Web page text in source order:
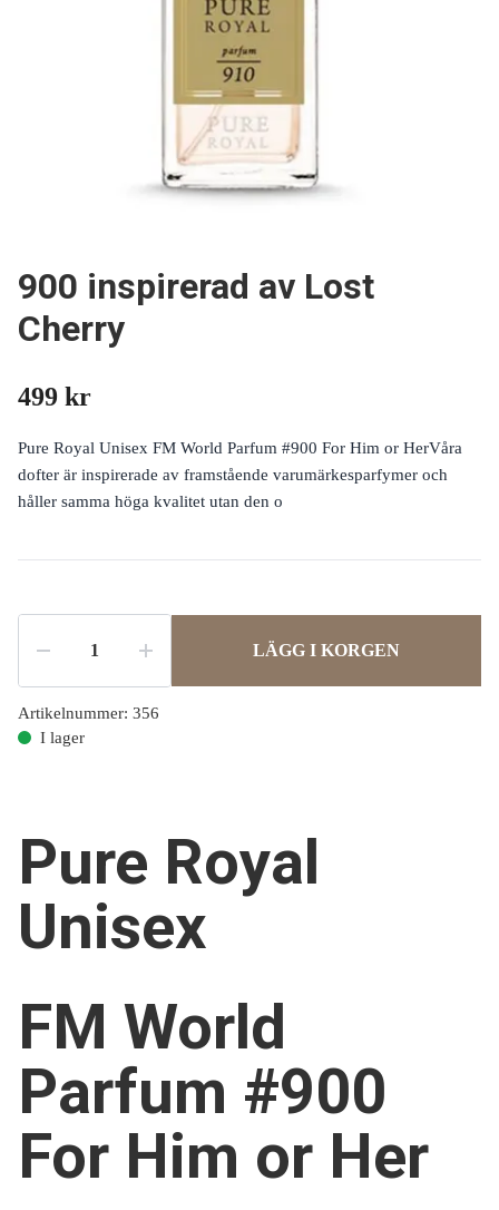
900 inspirerad av Lost
Cherry
499 kr
Pure Royal Unisex FM World Parfum #900 For Him or HerVåra
dofter är inspirerade av framstående varumärkesparfymer och
håller samma höga kvalitet utan den o
LÄGG I KORGEN
Artikelnummer: 356
I lager
Pure Royal
Unisex
FM World
Parfum #900
For Him or Her